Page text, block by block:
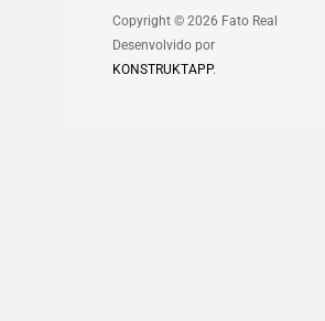
Copyright © 2026 Fato Real
Desenvolvido por
KONSTRUKTAPP.